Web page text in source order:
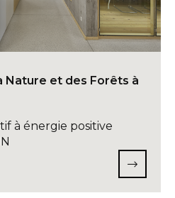
Nature et des Forêts à
à énergie positive